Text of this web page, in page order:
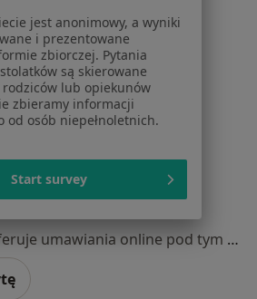
Kamienna Mapa
Specjalista nie oferuje umawiania online pod tym adresem.
jest anonimowy, a wyniki
i prezentowane
zbiorczej. Pytania
są skierowane
rodziców lub opiekunów
zbieramy informacji
od osób niepełnoletnich.
Start survey